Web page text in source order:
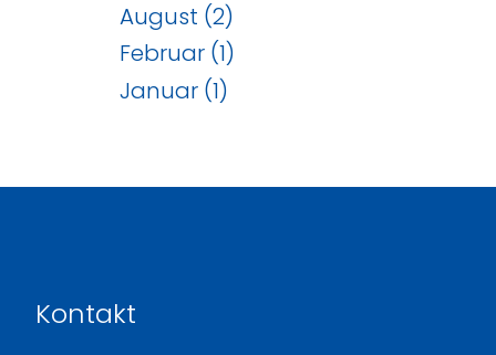
August (2)
Februar (1)
Januar (1)
Kontakt